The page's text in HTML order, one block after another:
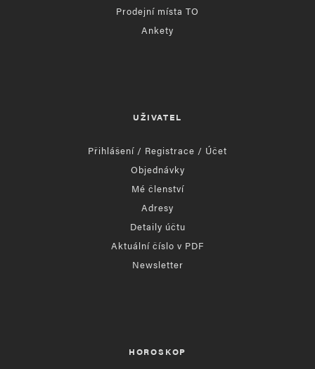
Prodejní místa TO
Ankety
UŽIVATEL
Přihlášení / Registrace / Účet
Objednávky
Mé členství
Adresy
Detaily účtu
Aktuální číslo v PDF
Newsletter
HOROSKOP